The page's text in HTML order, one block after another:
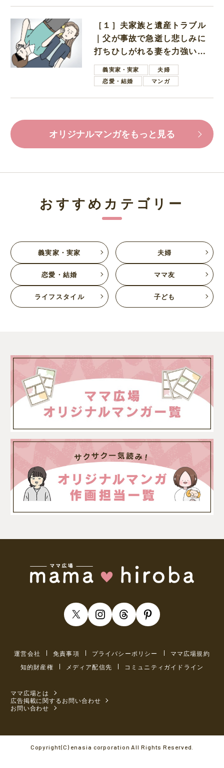
［１］夫家族と遺産トラブル
｜父が事故で急逝し悲しみに
打ちひしがれる妻を力強い言
葉で励ます夫
義実家・実家
夫婦
恋愛・結婚
マンガ
オリジナルマンガをもっと見る
おすすめカテゴリー
義実家・実家 夫婦
恋愛・結婚 ママ友
ライフスタイル 子ども
運営会社 免責事項 プライバシーポリシー
ママ広場規約
知的財産権
メディア配信先 コミュニティガイドライン
ママ広場とは
広告掲載に関するお問い合わせ
お問い合わせ
Copyright(C) enasia corporation All Rights Reserved.